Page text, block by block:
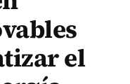
el